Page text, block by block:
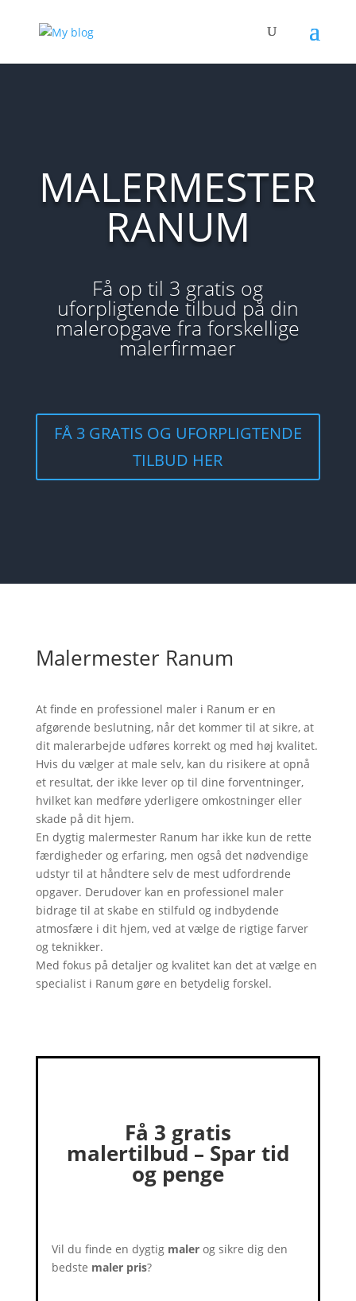
MALERMESTER
RANUM
Få op til 3 gratis og
uforpligtende tilbud på din
maleropgave fra forskellige
malerfirmaer
FÅ 3 GRATIS OG UFORPLIGTENDE
TILBUD HER
Malermester Ranum
At finde en professionel maler i Ranum er en
afgørende beslutning, når det kommer til at sikre, at
dit malerarbejde udføres korrekt og med høj kvalitet.
Hvis du vælger at male selv, kan du risikere at opnå
et resultat, der ikke lever op til dine forventninger,
hvilket kan medføre yderligere omkostninger eller
skade på dit hjem.
En dygtig malermester Ranum har ikke kun de rette
færdigheder og erfaring, men også det nødvendige
udstyr til at håndtere selv de mest udfordrende
opgaver. Derudover kan en professionel maler
bidrage til at skabe en stilfuld og indbydende
atmosfære i dit hjem, ved at vælge de rigtige farver
og teknikker.
Med fokus på detaljer og kvalitet kan det at vælge en
specialist i Ranum gøre en betydelig forskel.
Få 3 gratis
malertilbud – Spar tid
og penge
Vil du finde en dygtig maler og sikre dig den
bedste maler pris?